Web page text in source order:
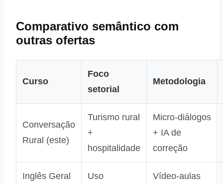
Comparativo semântico com
outras ofertas
Curso
Foco
setorial
Metodologia
Conversação
Rural (este)
Turismo rural
+
hospitalidade
Micro‑diálogos
+ IA de
correção
Inglês Geral
Uso
Vídeo‑aulas